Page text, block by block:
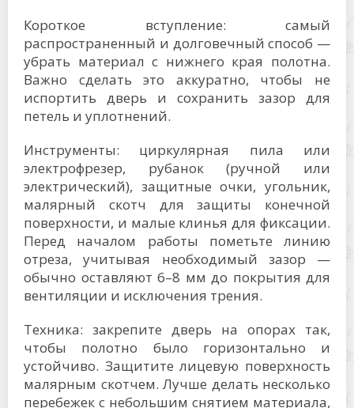
Короткое вступление: самый
распространенный и долговечный способ —
убрать материал с нижнего края полотна.
Важно сделать это аккуратно, чтобы не
испортить дверь и сохранить зазор для
петель и уплотнений.
Инструменты: циркулярная пила или
электрофрезер, рубанок (ручной или
электрический), защитные очки, угольник,
малярный скотч для защиты конечной
поверхности, и малые клинья для фиксации.
Перед началом работы пометьте линию
отреза, учитывая необходимый зазор —
обычно оставляют 6–8 мм до покрытия для
вентиляции и исключения трения.
Техника: закрепите дверь на опорах так,
чтобы полотно было горизонтально и
устойчиво. Защитите лицевую поверхность
малярным скотчем. Лучше делать несколько
перебежек с небольшим снятием материала,